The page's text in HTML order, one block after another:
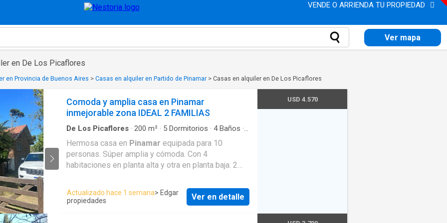
VENDE O ARRIENDA TU PROPIEDAD
Ver mapa
en De Los Picaflores
en Provincia de Buenos Aires > Casas en alquiler en Partido de Pinamar > Casas en alquiler en De Los Picaflores
Comoda y amplia casa en Pinamar
inmejorable zona IDEAL 2 FAMILIAS
De Los Picaflores · 200 m² · 5 Dormitorios · 4Baños ·
Hermosa casa en Pinamar equipada para 10
personas. Súper amplia y cómoda. Con 4
habitaciones en planta alta y otra en planta baja. 2
Pinamary a 3 de la
playa. Con patio con parrilla, mesa para sacar al
Actualizado hace 1 semana> Edgar
propiedades
Ver en detalle
USD 4.570